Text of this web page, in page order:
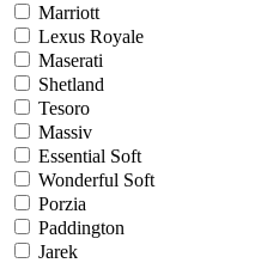
Marriott
Lexus Royale
Maserati
Shetland
Tesoro
Massiv
Essential Soft
Wonderful Soft
Porzia
Paddington
Jarek